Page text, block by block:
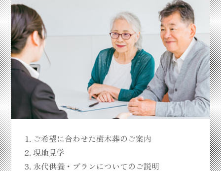
ご希望に合わせた樹木葬のご案内
現地見学
永代供養・プランについてのご説明